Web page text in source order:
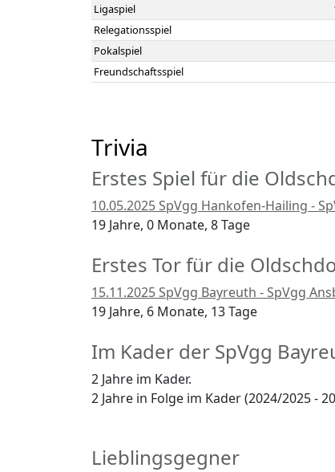
Ligaspiel
Relegationsspiel
Pokalspiel
Freundschaftsspiel
Trivia
Erstes Spiel für die
10.05.2025 SpVgg Hankofen-Hailing -
19 Jahre, 0 Monate, 8 Tage
Erstes Tor für die
15.11.2025 SpVgg Bayreuth - SpVgg
19 Jahre, 6 Monate, 13 Tage
Im Kader der SpVgg
2 Jahre im Kader.
2 Jahre in Folge im Kader (2024/2025 -
Lieblingsgegner